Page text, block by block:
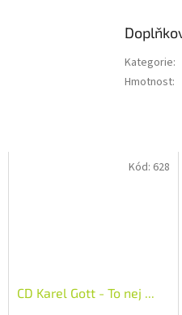
Kategorie:
Hmotnost:
CD Karel Gott - To nej ...
Kód: 628